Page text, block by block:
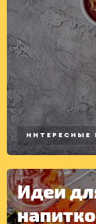
ИНТЕРЕСНЫЕ
Идеи